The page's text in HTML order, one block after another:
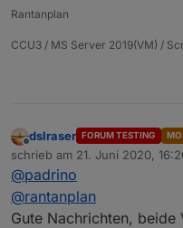
Rantanplan
CCU3 / MS Server 2019(VM) /
Offline
dslraser FORUM TESTING
schrieb am 21. Juni 2020,
zuletzt editiert von dslraser
@padrino
@rantanplan
Gute Nachrichten, beide